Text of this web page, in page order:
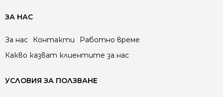
ЗА НАС
За нас Контакти
Работно време
Какво казват клиентите за нас
УСЛОВИЯ ЗА ПОЛЗВАНЕ